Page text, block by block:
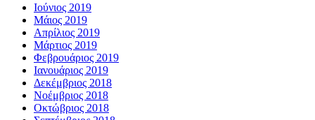
Ιούνιος 2019
Μάιος 2019
Απρίλιος 2019
Μάρτιος 2019
Φεβρουάριος 2019
Ιανουάριος 2019
Δεκέμβριος 2018
Νοέμβριος 2018
Οκτώβριος 2018